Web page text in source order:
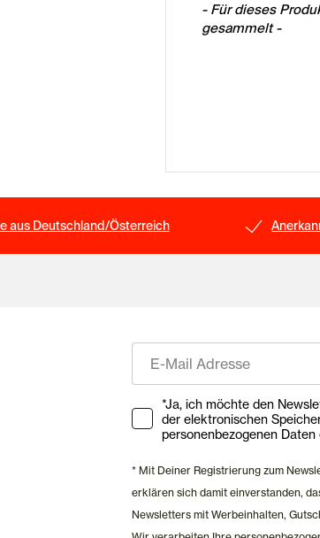
- Für dieses
gesammelt -
New content
aus Deutschland/Österreich
Ihre Zustimmung zu
*Ja, ich möchte den Newsletter
der elektronischen
personenbezogenen Daten
* Mit Deiner Registrierung zum
erklären sich damit einverstanden,
Newsletters mit Werbeinhalten,